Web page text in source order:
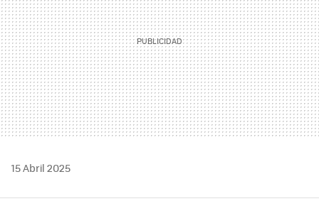
15 Abril 2025